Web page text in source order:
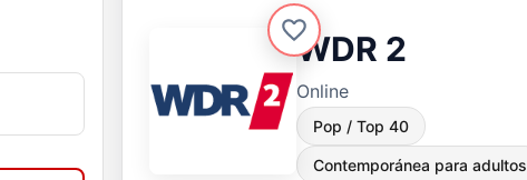
WDR 2
Online
Pop / Top 40
Contemporánea para adultos